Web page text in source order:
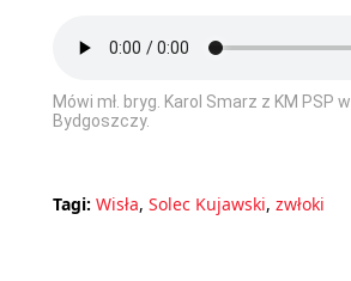
Mówi mł. bryg. Karol Smarz z KM PSP w
Bydgoszczy.
Tagi: Wisła, Solec Kujawski, zwłoki